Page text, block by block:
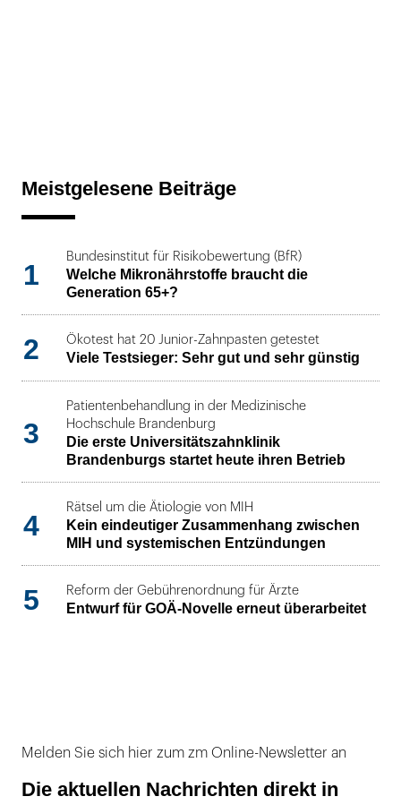
Meistgelesene Beiträge
1
Bundesinstitut für Risikobewertung (BfR)
Welche Mikronährstoffe braucht die
Generation 65+?
2 Ökotest hat 20 Junior-Zahnpasten getestet
Viele Testsieger: Sehr gut und sehr günstig
3
Patientenbehandlung in der Medizinische
Hochschule Brandenburg
Die erste Universitätszahnklinik
Brandenburgs startet heute ihren Betrieb
4
Rätsel um die Ätiologie von MIH
Kein eindeutiger Zusammenhang zwischen
MIH und systemischen Entzündungen
5 Reform der Gebührenordnung für Ärzte
Entwurf für GOÄ-Novelle erneut überarbeitet
Melden Sie sich hier zum zm Online-Newsletter an
Die aktuellen Nachrichten direkt in